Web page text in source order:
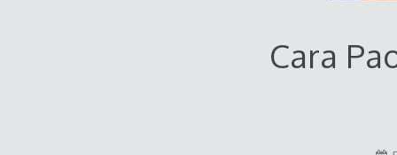
Cara